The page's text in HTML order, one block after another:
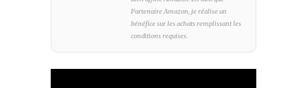
Partenaire Amazon, je réalise un
bénéfice sur les achats remplissant les
conditions requises.